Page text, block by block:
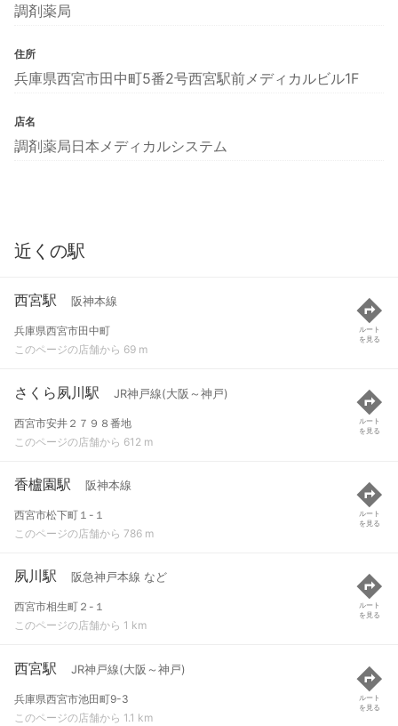
調剤薬局
住所
兵庫県西宮市田中町5番2号西宮駅前メディカルビル1F
店名
調剤薬局日本メディカルシステム
近くの駅
西宮駅 阪神本線
兵庫県西宮市田中町
このページの店舗から 69 m
ルート
を見る
さくら夙川駅 JR神戸線(大阪～神戸)
西宮市安井２７９８番地
このページの店舗から 612 m
ルート
を見る
香櫨園駅 阪神本線
西宮市松下町１-１
このページの店舗から 786 m
ルート
を見る
夙川駅 阪急神戸本線 など
西宮市相生町２-１
このページの店舗から 1 km
ルート
を見る
西宮駅 JR神戸線(大阪～神戸)
兵庫県西宮市池田町9-3
このページの店舗から 1.1 km
ルート
を見る